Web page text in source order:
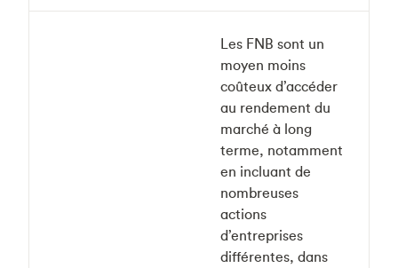
Les FNB sont un
moyen moins
coûteux d’accéder
au rendement du
marché à long
terme, notamment
en incluant de
nombreuses
actions
d’entreprises
différentes, dans